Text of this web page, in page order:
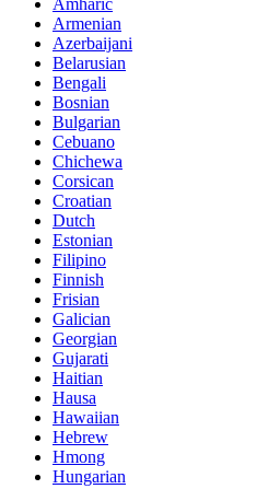
Armenian
Azerbaijani
Belarusian
Bengali
Bosnian
Bulgarian
Cebuano
Chichewa
Corsican
Croatian
Dutch
Estonian
Filipino
Finnish
Frisian
Galician
Georgian
Gujarati
Haitian
Hausa
Hawaiian
Hebrew
Hmong
Hungarian